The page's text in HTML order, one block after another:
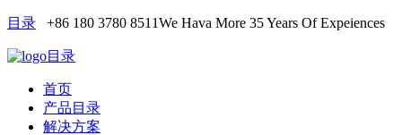
目录 +86 180 3780 8511We Hava More 35 Years Of Expeiences
目录
首页
产品目录
解决方案